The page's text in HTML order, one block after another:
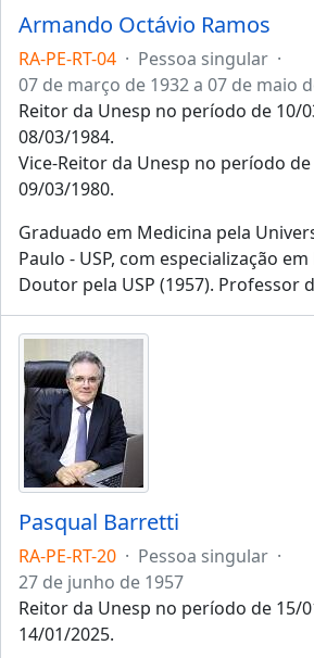
Armando Octávio Ramos
RA-PE-RT-04 · Pessoa singular ·
07 de março de 1932 a 07 de maio
Reitor da Unesp no período de 10/
08/03/1984.
Vice-Reitor da Unesp no período
09/03/1980.
Graduado em Medicina pela
Paulo - USP, com especialização
Doutor pela USP (1957). Professor
Pasqual Barretti
RA-PE-RT-20 · Pessoa singular ·
27 de junho de 1957
Reitor da Unesp no período de 15/
14/01/2025.